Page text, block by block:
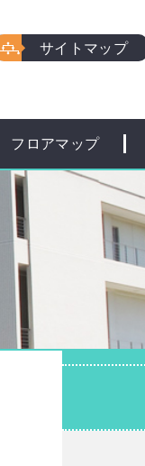
サイトマップ
フロアマップ